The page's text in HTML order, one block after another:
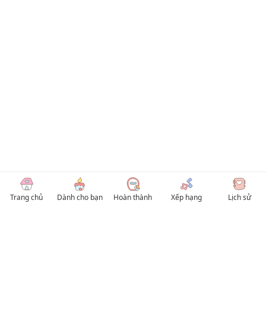
Trang chủ Dành cho bạn Hoàn thành Xếp hạng Lịch sử